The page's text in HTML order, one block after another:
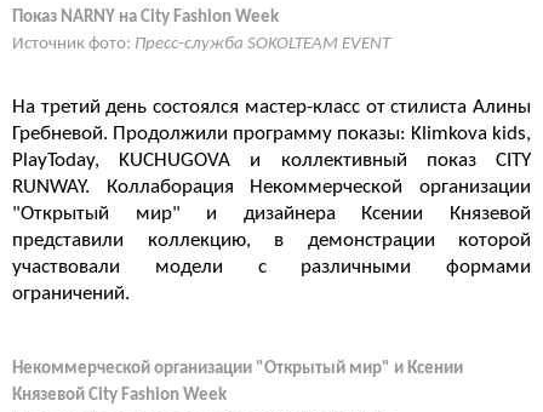
Показ NARNY на City Fashion Week
Источник фото: Пресс-служба SOKOLTEAM EVENT
На третий день состоялся мастер-класс от стилиста Алины
Гребневой. Продолжили программу показы: Klimkova kids,
PlayToday, KUCHUGOVA и коллективный показ CITY
RUNWAY. Коллаборация Некоммерческой организации
"Открытый мир" и дизайнера Ксении Князевой
представили коллекцию, в демонстрации которой
участвовали модели с различными формами
ограничений.
Некоммерческой организации "Открытый мир" и Ксении
Князевой City Fashion Week